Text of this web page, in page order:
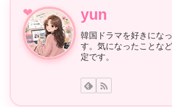
yun
韓国ドラマを好きにな
す。気になったことな
定です。